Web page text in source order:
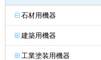
石材用機器
建築用機器
工業塗装用機器